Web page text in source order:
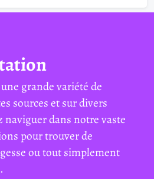
grande variété de
sources et sur divers
naviguer dans notre vaste
pour trouver de
ou tout simplement